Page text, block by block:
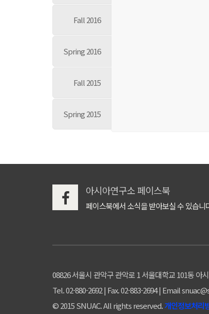
Fall 2016
Spring 2016
Fall 2015
Spring 2015
아시아연구소 페이스북
페이스북에서 소식을 받아보실 수 있습니
08826 서울시 관악구 관악로 1 서울대학교 101동 아
Tel. 02-880-2692 | Fax. 02-883-2694 | Email
© 2015 SNUAC. All rights reserved.개인정보처리